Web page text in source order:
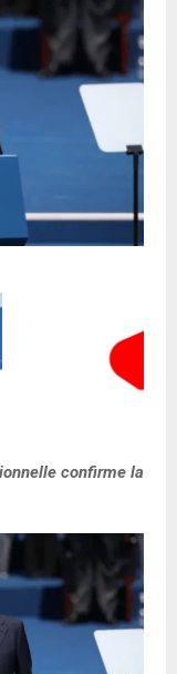
confirme la